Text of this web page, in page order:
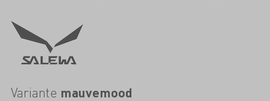
Variante mauvemood